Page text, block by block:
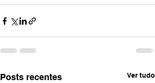
Posts recentes Ver tudo